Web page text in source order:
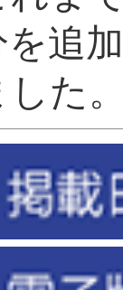
を追